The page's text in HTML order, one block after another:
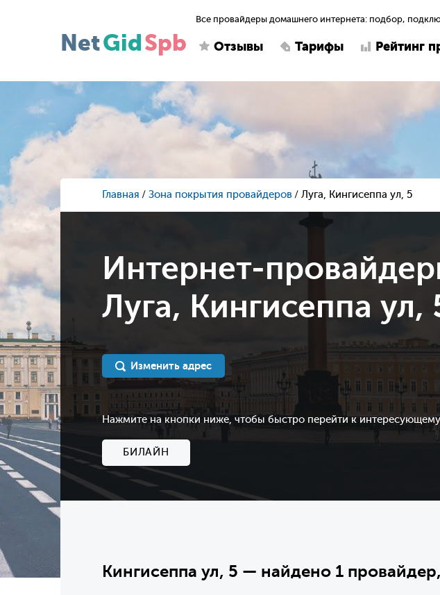
NetGidSpb
Все провайдеры домашнего интернета: подбор,
Отзывы Тарифы Рейтинг
Главная Зона покрытия провайдеров Луга, Кингисеппа ул, 5
Интернет-
Луга, Кингисеппа ул,
Изменить адрес
Нажмите на кнопки ниже, чтобы быстро перейти к
БИЛАЙН
Кингисеппа ул, 5 — найдено 1